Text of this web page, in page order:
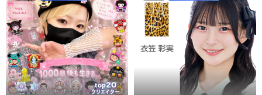
top20
クリエイター